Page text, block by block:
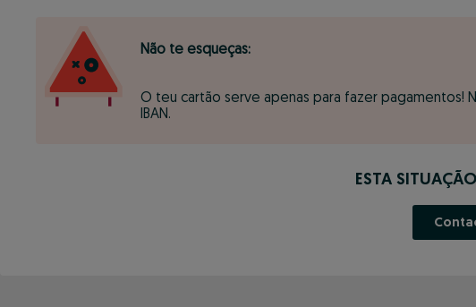
Não te esqueças:
O teu cartão serve apenas para fazer pagamentos!
IBAN.
ESTA